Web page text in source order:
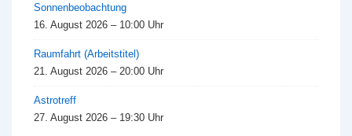
Sonnenbeobachtung
16. August 2026 – 10:00 Uhr
Raumfahrt (Arbeitstitel)
21. August 2026 – 20:00 Uhr
Astrotreff
27. August 2026 – 19:30 Uhr